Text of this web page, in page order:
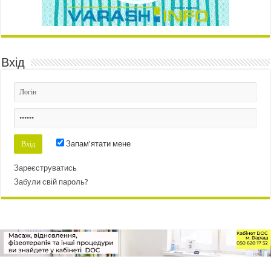
Вхід
Запам'ятати мене
Зареєструватись
Забули свій пароль?